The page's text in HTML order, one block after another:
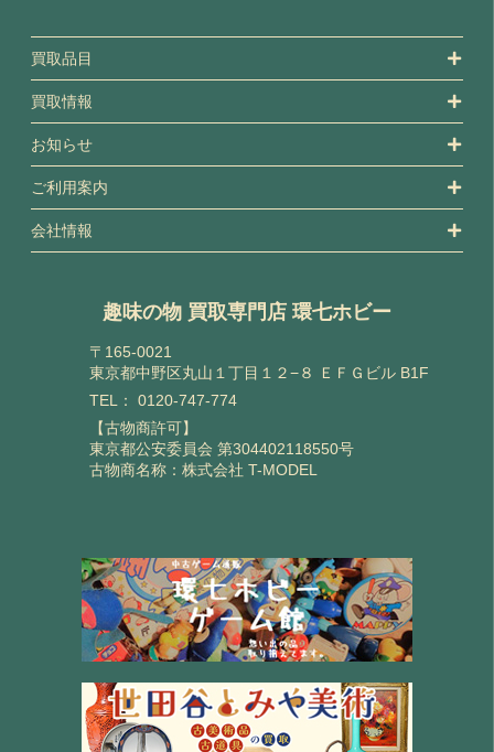
買取品目
買取情報
お知らせ
ご利用案内
会社情報
趣味の物 買取専門店 環七ホビー
〒165-0021
東京都中野区丸山１丁目１２−８ ＥＦＧビル B1F
TEL： 0120-747-774
【古物商許可】
東京都公安委員会 第304402118550号
古物商名称：株式会社 T-MODEL